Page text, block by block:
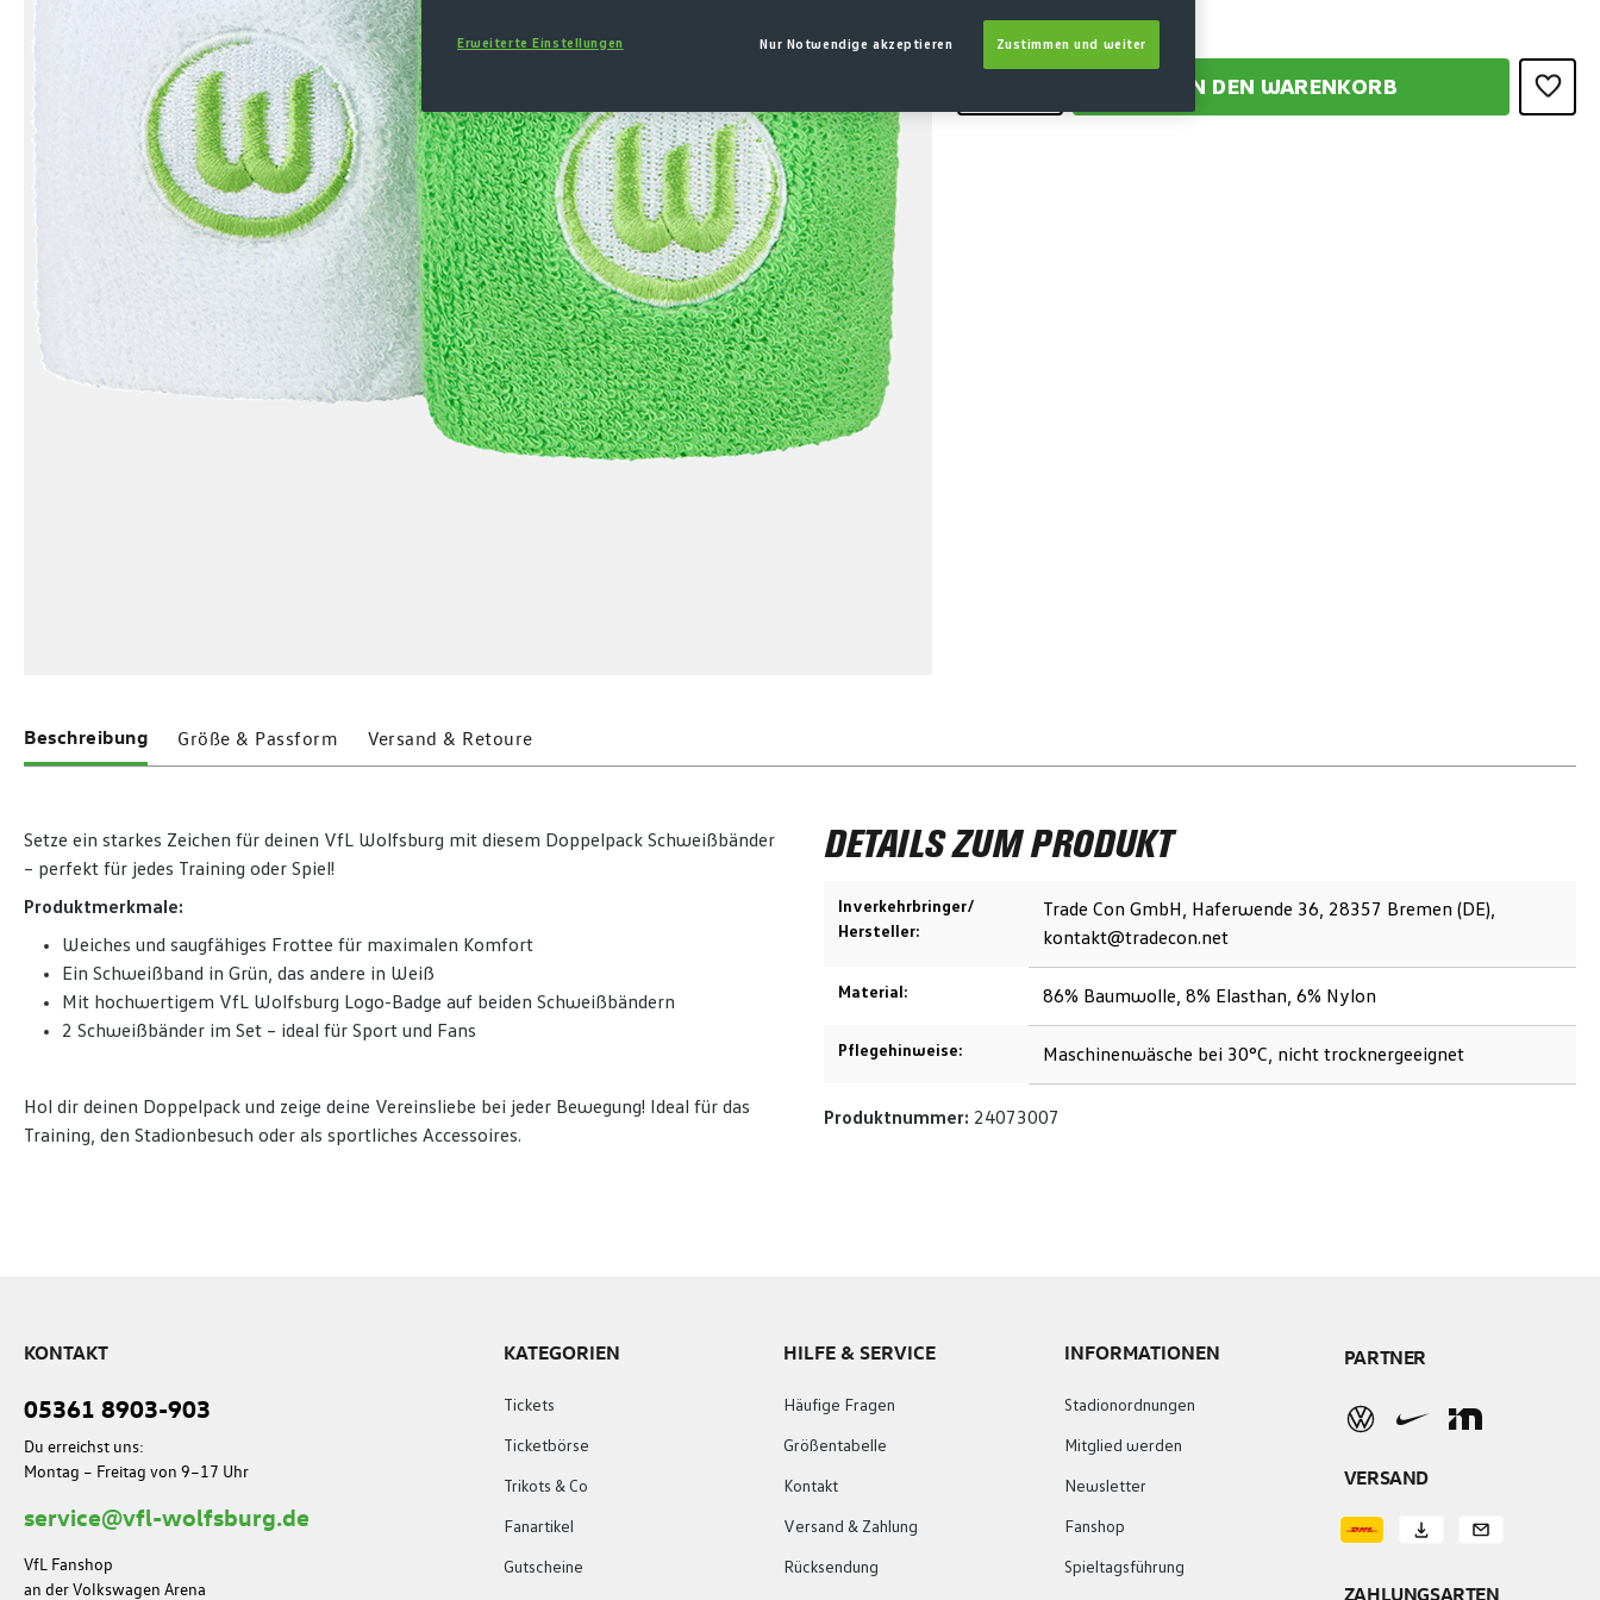
IN DEN WARENKORB
Beschreibung Größe & Passform Versand & Retoure
Setze ein starkes Zeichen für deinen VfL Wolfsburg mit diesem Doppelpack Schweißbänder
– perfekt für jedes Training oder Spiel!
Produktmerkmale:
Weiches und saugfähiges Frottee für maximalen Komfort
Ein Schweißband in Grün, das andere in Weiß
Mit hochwertigem VfL Wolfsburg Logo-Badge auf beiden Schweißbändern
2 Schweißbänder im Set – ideal für Sport und Fans
Hol dir deinen Doppelpack und zeige deine Vereinsliebe bei jeder Bewegung! Ideal für das
Training, den Stadionbesuch oder als sportliches Accessoires.
DETAILS ZUM PRODUKT
Inverkehrbringer/
Hersteller:
Trade Con GmbH, Haferwende 36, 28357 Bremen (DE),
kontakt@tradecon.net
Material: 86% Baumwolle, 8% Elasthan, 6% Nylon
Pflegehinweise: Maschinenwäsche bei 30°C, nicht trocknergeeignet
Produktnummer: 24073007
KONTAKT
05361 8903-903
Du erreichst uns:
Montag – Freitag von 9–17 Uhr
service@vfl-wolfsburg.de
VfL Fanshop
an der Volkswagen Arena
KATEGORIEN
Tickets
Ticketbörse
Trikots & Co
Fanartikel
Gutscheine
HILFE & SERVICE
Häufige Fragen
Größentabelle
Kontakt
Versand & Zahlung
Rücksendung
INFORMATIONEN
Stadionordnungen
Mitglied werden
Newsletter
Fanshop
Spieltagsführung
PARTNER
VERSAND
ZAHLUNGSARTEN
Nur Notwendige akzeptieren Zustimmen und weiter
Erweiterte Einstellungen